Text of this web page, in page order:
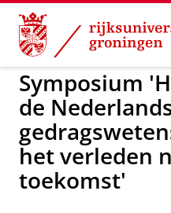
Skip
Content
Skip
Navigation
GMW Activiteiten
Symposium
de
het verleden
toekomst'